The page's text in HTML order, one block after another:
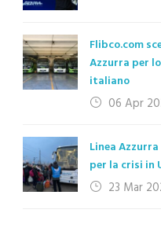
Flibco.com
Azzurra per
italiano
06 Apr
Linea
per la crisi in
23 Mar